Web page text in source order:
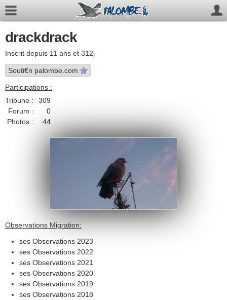
drackdrack
Inscrit depuis 11 ans et 312j
Souti€n palombe.com
Participations :
Tribune :
309
Forum :
0
Photos :
44
Observations Migration:
ses Observations 2023
ses Observations 2022
ses Observations 2021
ses Observations 2020
ses Observations 2019
ses Observations 2018